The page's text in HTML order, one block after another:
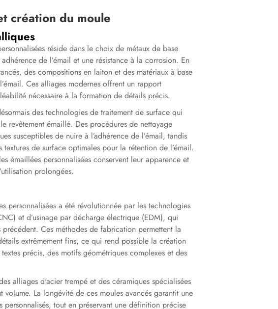
création du moule
réside dans le choix de métaux de base
de l’émail et une résistance à la corrosion. En
des compositions en laiton et des matériaux à base
Ces alliages modernes offrent un rapport
nécessaire à la formation de détails précis.
des technologies de traitement de surface qui
revêtement émaillé. Des procédures de nettoyage
susceptibles de nuire à l’adhérence de l’émail, tandis
de surface optimales pour la rétention de l’émail.
émaillées personnalisées conservent leur apparence et
prolongées.
personnalisées a été révolutionnée par les technologies
et d’usinage par décharge électrique (EDM), qui
Ces méthodes de fabrication permettent la
extrêmement fins, ce qui rend possible la création
précis, des motifs géométriques complexes et des
alliages d'acier trempé et des céramiques spécialisées
La longévité de ces moules avancés garantit une
tout en préservant une définition précise